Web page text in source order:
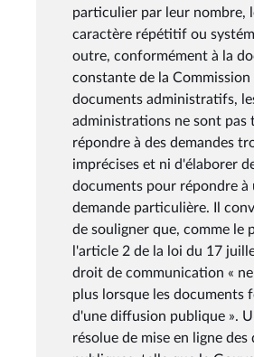
particulier par leur nombre,
caractère répétitif ou
outre, conformément à la
constante de la Commission
documents administratifs,
administrations ne sont pas
répondre à des demandes
imprécises et ni d'élaborer
documents pour répondre à
demande particulière. Il
de souligner que, comme le
l'article 2 de la loi du 17
droit de communication «
plus lorsque les documents
d'une diffusion publique ».
résolue de mise en ligne des